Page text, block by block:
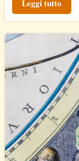
Leggi tutto